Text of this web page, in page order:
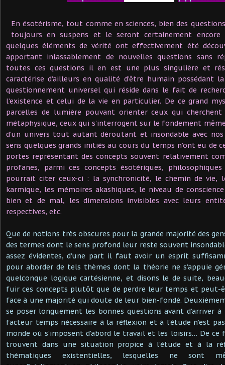
En ésotérisme, tout comme en sciences, bien des
toujours en suspens et le seront certainement encore
quelques éléments de vérité ont effectivement été
apportant inlassablement de nouvelles questions sans
toutes ces questions il en est une plus singulière et
caractérise d’ailleurs en qualité d’être humain possédant
questionnement universel qui réside dans le fait de
l’existence et celui de la vie en particulier. De ce grand
parcelles de lumière pouvant orienter ceux qui cherchent
métaphysique, ceux qui s’interrogent sur le fondement
d’un univers tout autant déroutant et insondable avec
sens quelques grands initiés au cours du temps n’ont eu de
portes représentant des concepts souvent relativement
profanes, parmi ces concepts ésotériques,
pourrait citer ceux-ci : la synchronicité, le chemin de vie,
karmique, les mémoires akashiques, le niveau de
bien et de mal, les dimensions invisibles avec leurs
respectives, etc.
Que de notions très obscures pour la grande majorité des
des termes dont le sens profond leur reste souvent
assez évidentes, d’une part il faut avoir un esprit
pour aborder de tels thèmes dont la théorie ne s’appuie
quelconque logique cartésienne, et disons le de suite,
fuir ces concepts plutôt que de perdre leur temps et peut-
face à une majorité qui doute de leur bien-fondé.
se poser longuement les bonnes questions avant d’arriver
facteur temps nécessaire à la réflexion et à l’étude n’est
monde où s’imposent d’abord le travail et les loisirs… De ce
trouvent dans une situation propice à l’étude et à la
thématiques existentielles, lesquelles ne sont